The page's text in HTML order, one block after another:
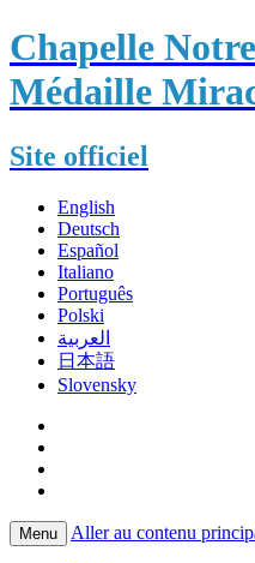
Chapelle
Médaille
Site officiel
English
Deutsch
Español
Italiano
Português
Polski
العربية
日本語
Slovensky
Menu Aller au contenu